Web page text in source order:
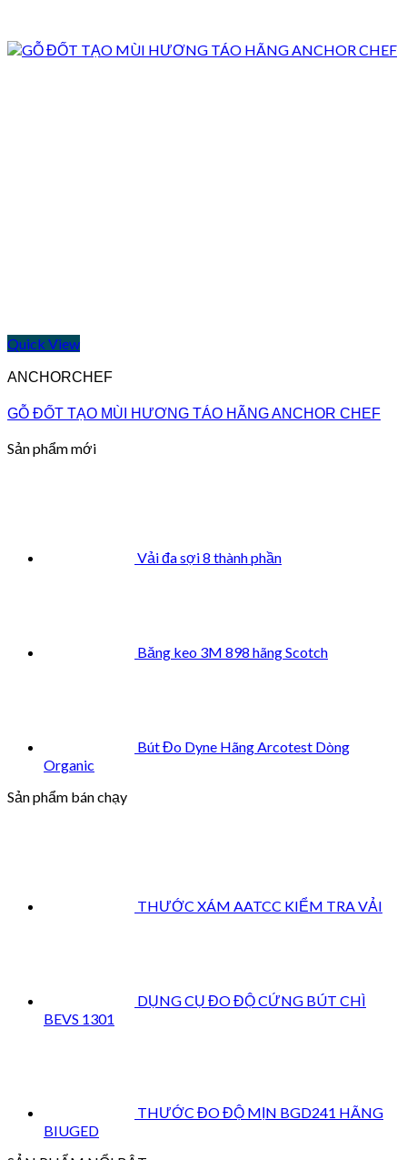
Quick View
ANCHORCHEF
GỖ ĐỐT TẠO MÙI HƯƠNG TÁO HÃNG ANCHOR CHEF
Sản phẩm mới
Vải đa sợi 8 thành phần
Băng keo 3M 898 hãng Scotch
Bút Đo Dyne Hãng Arcotest Dòng
Organic
Sản phẩm bán chạy
THƯỚC XÁM AATCC KIỂM TRA VẢI
DỤNG CỤ ĐO ĐỘ CỨNG BÚT CHÌ
BEVS 1301
THƯỚC ĐO ĐỘ MỊN BGD241 HÃNG
BIUGED